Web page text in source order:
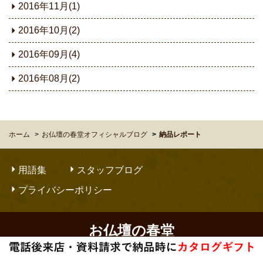
2016年11月(1)
2016年10月(2)
2016年09月(4)
2016年08月(2)
ホーム お仏壇の春堂オフィシャルブログ 納品レポート
用語集
スタッフブログ
プライバシーポリシー
お仏壇の春堂
Copyright © OBUTSUDANNO SHUNDO. All Rights Reserved.